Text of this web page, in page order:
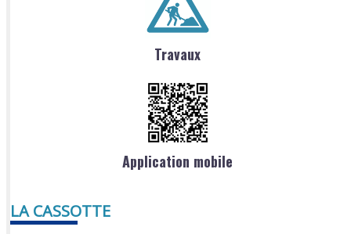
Travaux
Application mobile
LA CASSOTTE